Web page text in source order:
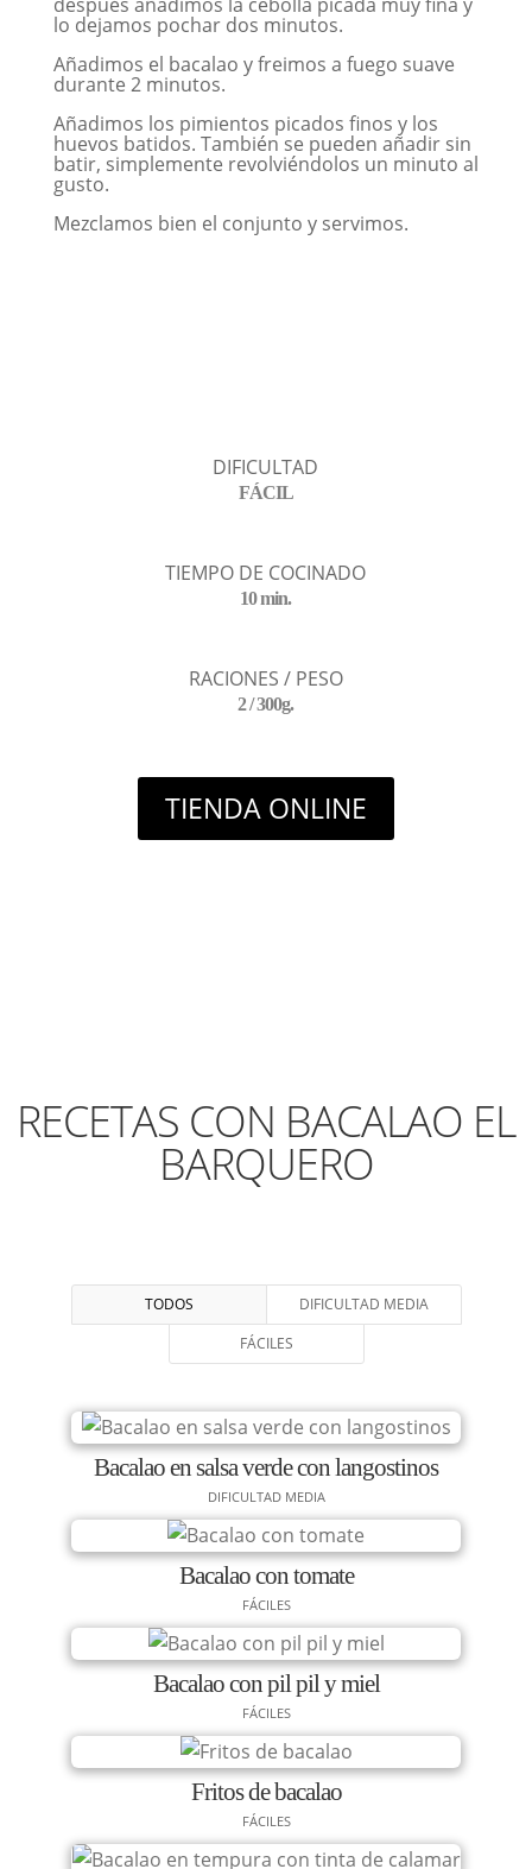
lo dejamos pochar dos minutos.
Añadimos el bacalao y freimos a fuego suave
durante 2 minutos.
Añadimos los pimientos picados finos y los
huevos batidos. También se pueden añadir sin
batir, simplemente revolviéndolos un minuto al
gusto.
Mezclamos bien el conjunto y servimos.
DIFICULTAD
FÁCIL
TIEMPO DE COCINADO
10 min.
RACIONES / PESO
2 / 300g.
TIENDA ONLINE
RECETAS CON BACALAO EL
BARQUERO
TODOS
DIFICULTAD MEDIA
FÁCILES
Bacalao en salsa verde con langostinos
DIFICULTAD MEDIA
Bacalao con tomate
FÁCILES
Bacalao con pil pil y miel
FÁCILES
Fritos de bacalao
FÁCILES